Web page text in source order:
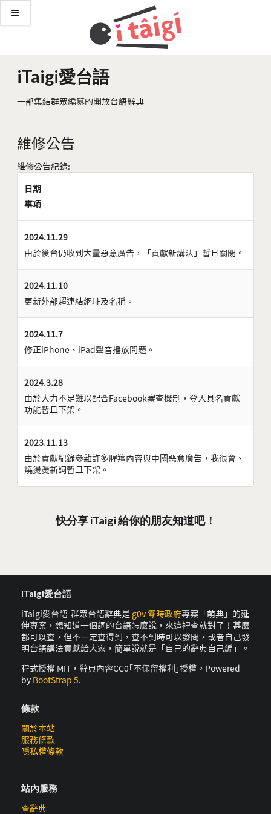
iTaigi愛台語
一部集結群眾編纂的開放台語辭典
維修公告
維修公告紀錄:
日期
事項
2024.11.29
由於後台仍收到大量惡意廣告，「貢獻新講法」暫且關閉。
2024.11.10
更新外部超連結網址及名稱。
2024.11.7
修正iPhone、iPad聲音播放問題。
2024.3.28
由於人力不足難以配合Facebook審查機制，登入具名貢獻
功能暫且下架。
2023.11.13
由於貢獻紀錄參雜許多腥羶內容與中國惡意廣告，我很會、
燒燙燙新詞暫且下架。
快分享 iTaigi 給你的朋友知道吧！
iTaigi愛台語
iTaigi愛台語-群眾台語辭典是 g0v 零時政府專案「萌典」的延
伸專案，想知道一個詞的台語怎麼說，來這裡查就對了！甚麼
都可以查，但不一定查得到，查不到時可以發問，或者自己發
明台語講法貢獻給大家，簡單說就是「自己的辭典自己編」。
程式授權 MIT，辭典內容CC0｢不保留權利｣授權。Powered
by BootStrap 5.
條款
關於本站
服務條款
隱私權條款
站內服務
查辭典